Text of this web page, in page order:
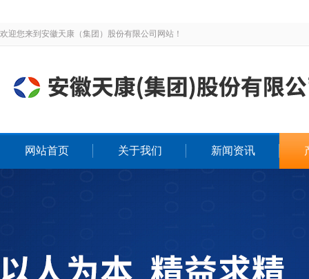
欢迎您来到安徽天康（集团）股份有限公司网站！
网站首页 关于我们 新闻资讯